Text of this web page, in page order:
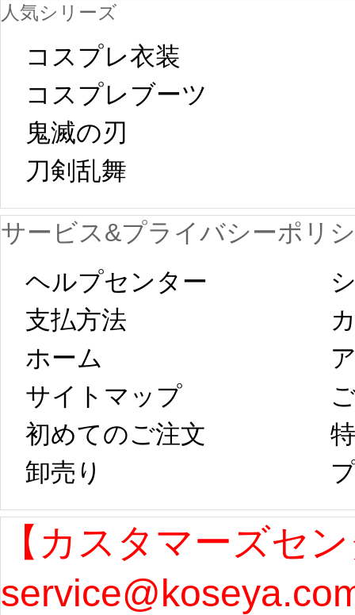
中国旧正月の影
響で2024年2月5
日から工場生産
が一時停止いた
します。 2月5日
以後のご注文
は、2月25日から
コスプレ制作、
発送予定となり
ます。 ...[more]
プレ
新春
字半
第二
たし
ル期
まで
人気シリーズ
コスプレ衣装
コスプレブーツ
鬼滅の刃
刀剣乱舞
サービス&プライバシーポリ
ヘルプセンター
支払方法
ホーム
サイトマップ
初めてのご注文
卸売り
【カスタマーズセ